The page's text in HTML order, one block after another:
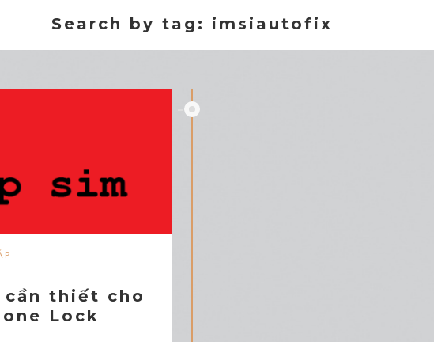
Search by tag: imsiautofix
cần thiết cho
Lock